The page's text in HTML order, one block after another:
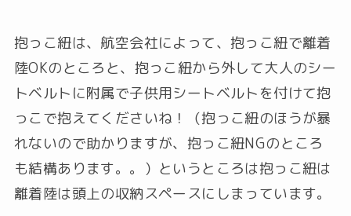
抱っこ紐は、航空会社によって、抱っこ紐で離着
陸OKのところと、抱っこ紐から外して大人のシー
トベルトに附属で子供用シートベルトを付けて抱
っこで抱えてくださいね！（抱っこ紐のほうが暴
れないので助かりますが、抱っこ紐NGのところ
も結構あります。。）というところは抱っこ紐は
離着陸は頭上の収納スペースにしまっています。